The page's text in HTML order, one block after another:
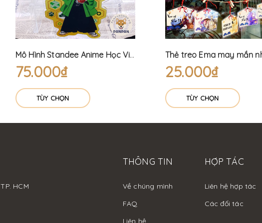
Mô Hình Standee Anime Học Viện Siêu Anh Hùng Lễ Hội - My Hero Academia (15cm) Bakugo Izuku Shoto
75.000₫
TÙY CHỌN
25.000₫
TÙY CHỌN
HCM
THÔNG TIN
Về chúng mình
FAQ
Liên hệ
HỢP TÁC
Liên hệ hợp tác
Các đối tác